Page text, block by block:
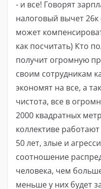
- и все! Говорят
налоговый вычет
может
как посчитать) Кто
получит огромную
своим сотрудникам
экономят на все, а
чистота, все в
2000 квадратных
коллективе
50 лет, злые и
соотношение
человека, чем
меньше у них будет